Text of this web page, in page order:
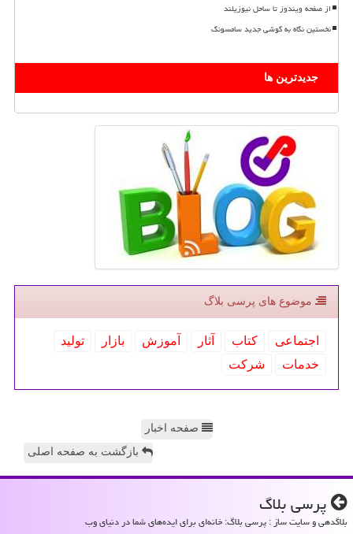
از صفحه ویندوز تا ساحل نیوزیلند
نخستین نگاه به گوشی جدید سامسونگ
جدیدترین ها
موضوع های پرسی بلاگ
اجتماعی كتاب آثار آموزش بازار
تولید
خدمات
شركت
صفحه اخبار
بازگشت به صفحه اصلی
پرسی بلاگ
بلاگدهی و سایت ساز : پرسی بلاگ: خانه‌ای برای ایده‌های شما در دنیای وب